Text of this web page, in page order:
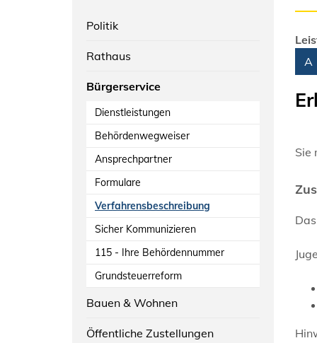
Politik
Rathaus
Bürgerservice
Dienstleistungen
Behördenwegweiser
Ansprechpartner
Formulare
Verfahrensbeschreibung
Sicher Kommunizieren
115 - Ihre Behördennummer
Grundsteuerreform
Bauen & Wohnen
Öffentliche Zustellungen
A
Sie